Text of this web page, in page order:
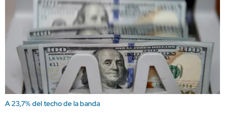
A 23,7% del techo de la banda